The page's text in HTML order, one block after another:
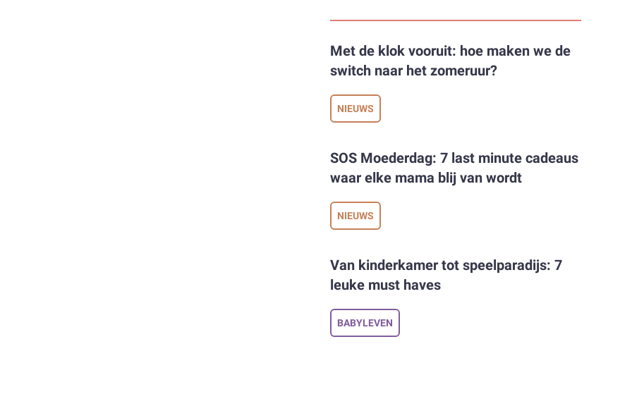
met betrekking tot de aangeboden kwaliteit, en maken deel uit van een
gaat om de welzijnssector voor vrouwen of de verzorging van kinderen,
merken zetten zich meestal in voor het milieu. Dit is zeker het geval bij Little
die in de wereld van de kinderopvang werken te verminderen door hen luiers
componenten aan te bieden. Via haar strategieën draagt ​​het merk bij
in de wereld op de voet. Hierdoor kan het merk snel de nodige maatregelen
dat het welzijn van de baby centraal stelt in
Met de klok vooruit: hoe maken we de
switch naar het zomeruur?
NIEUWS
SOS Moederdag: 7 last minute cadeaus
waar elke mama blij van wordt
NIEUWS
Van kinderkamer tot speelparadijs: 7
leuke must haves
BABYLEVEN